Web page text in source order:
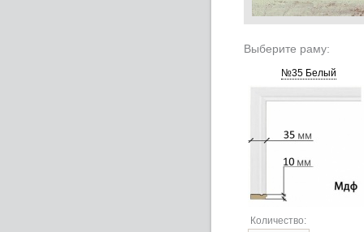
Выберите раму:
№35 Белый
Количество: